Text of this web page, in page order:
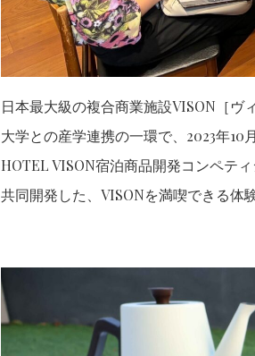
日本最大級の複合商業施設VISON［ヴ
大学との産学連携の一環で、2023年10
HOTEL VISON宿泊商品開発コンペテ
共同開発した、VISONを満喫できる体